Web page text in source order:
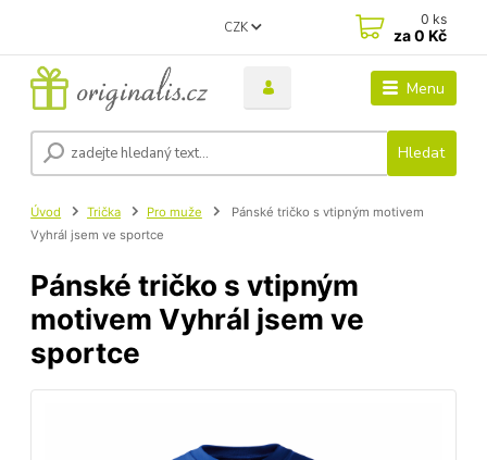
Menu
CZK
Hledat
0 ks
za0 Kč
Úvod Trička Pro muže
Pánské tričko s vtipným motivem
Vyhrál jsem ve sportce
Pánské tričko s vtipným
motivem Vyhrál jsem ve
sportce